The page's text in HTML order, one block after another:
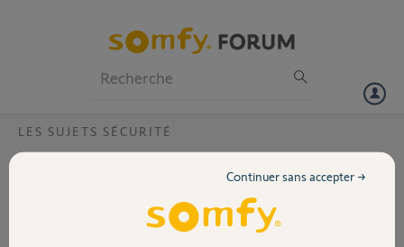
Volet
LES SUJETS SÉCURITÉ
compatibilite produit ? SOMFY 2401491 ET
Bonjour, est il possible de connecter une sirene 2401491 avec une
Continuer sans accepter →